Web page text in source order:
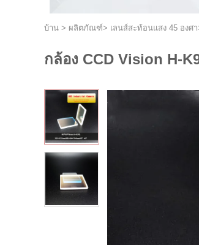
บ้าน > ผลิตภัณฑ์> เลนส์สะท้อนแสง 45 องศา
กล้อง CCD Vision H-